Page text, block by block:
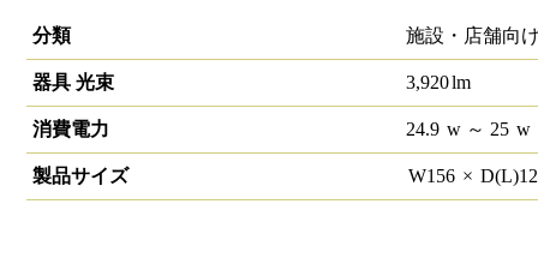
分類
施設・店舗向
器具 光束 3,920lm
消費電力 24.9 w～ 25 w
製品サイズ W156 × D(L)